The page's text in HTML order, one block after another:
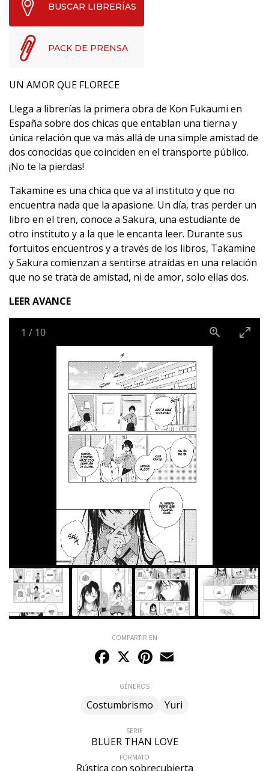
BUSCAR LIBRERÍAS
PACK DE PRENSA
UN AMOR QUE FLORECE
Llega a librerías la primera obra de Kon Fukaumi en
España sobre dos chicas que entablan una tierna y
única relación que va más allá de una simple amistad de
dos conocidas que coinciden en el transporte público.
¡No te la pierdas!
Takamine es una chica que va al instituto y que no
encuentra nada que la apasione. Un día, tras perder un
libro en el tren, conoce a Sakura, una estudiante de
otro instituto y a la que le encanta leer. Durante sus
fortuitos encuentros y a través de los libros, Takamine
y Sakura comienzan a sentirse atraídas en una relación
que no se trata de amistad, ni de amor, solo ellas dos.
LEER AVANCE
1 / 10
COMPARTIR EN
Facebook
X Pinterest
GÉNEROS
Costumbrismo Yuri
SERIE
BLUER THAN LOVE
FORMATO
Rústica con sobrecubierta